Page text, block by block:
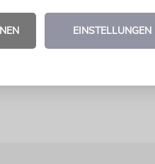
zwar laut
dem Staat entgangenen
EINSTELLUNGEN